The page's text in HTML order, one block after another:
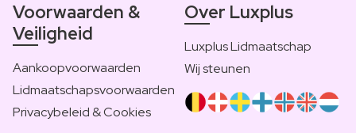
Voorwaarden &
Veiligheid
Aankoopvoorwaarden
Lidmaatschapsvoorwaarden
Privacybeleid & Cookies
Over Luxplus
Luxplus Lidmaatschap
Wij steunen